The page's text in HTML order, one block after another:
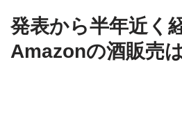
発表から半年近く
Amazonの酒販売